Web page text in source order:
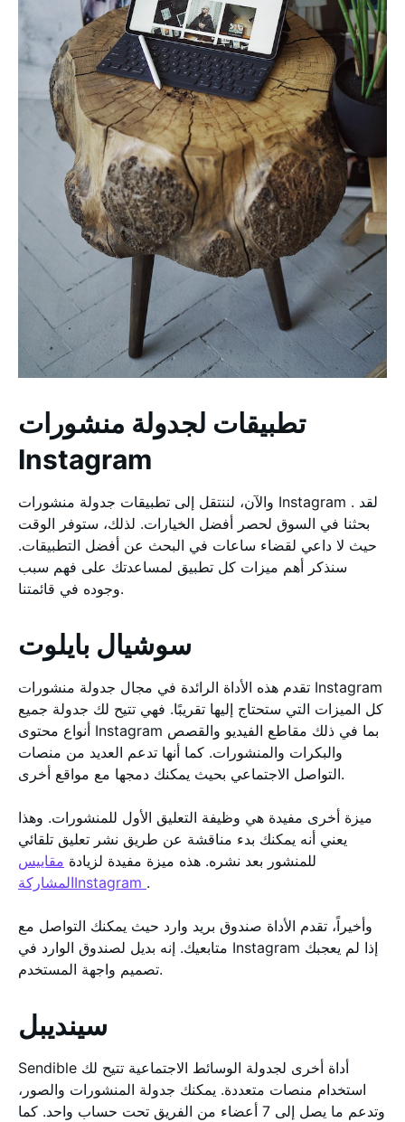
تطبيقات لجدولة منشورات
Instagram
والآن، لننتقل إلى تطبيقات جدولة منشورات Instagram . لقد
بحثنا في السوق لحصر أفضل الخيارات. لذلك، ستوفر الوقت
حيث لا داعي لقضاء ساعات في البحث عن أفضل التطبيقات.
سنذكر أهم ميزات كل تطبيق لمساعدتك على فهم سبب
وجوده في قائمتنا.
سوشيال بايلوت
تقدم هذه الأداة الرائدة في مجال جدولة منشورات Instagram
كل الميزات التي ستحتاج إليها تقريبًا. فهي تتيح لك جدولة جميع
أنواع محتوى Instagram بما في ذلك مقاطع الفيديو والقصص
والبكرات والمنشورات. كما أنها تدعم العديد من منصات
التواصل الاجتماعي بحيث يمكنك دمجها مع مواقع أخرى.
ميزة أخرى مفيدة هي وظيفة التعليق الأول للمنشورات. وهذا
يعني أنه يمكنك بدء مناقشة عن طريق نشر تعليق تلقائي
للمنشور بعد نشره. هذه ميزة مفيدة لزيادة مقاييس
المشاركةInstagram .
وأخيراً، تقدم الأداة صندوق بريد وارد حيث يمكنك التواصل مع
متابعيك. إنه بديل لصندوق الوارد في Instagram إذا لم يعجبك
تصميم واجهة المستخدم.
سينديبل
Sendible أداة أخرى لجدولة الوسائط الاجتماعية تتيح لك
استخدام منصات متعددة. يمكنك جدولة المنشورات والصور،
وتدعم ما يصل إلى 7 أعضاء من الفريق تحت حساب واحد. كما